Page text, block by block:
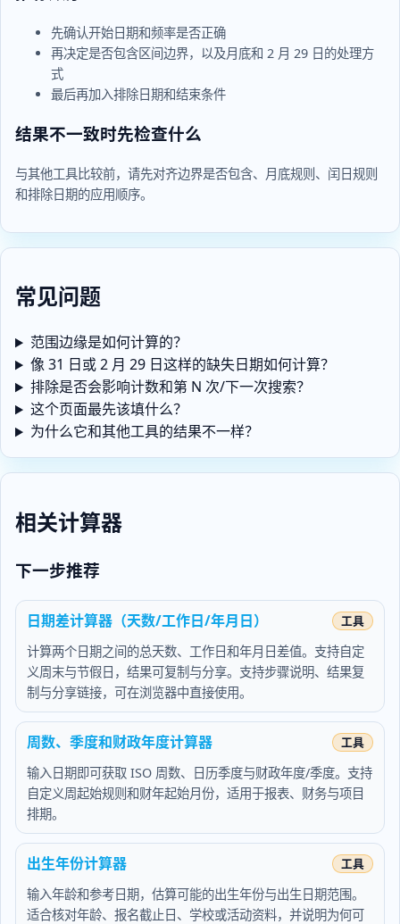
先确认开始日期和频率是否正确
再决定是否包含区间边界，以及月底和 2 月 29 日的处理方
式
最后再加入排除日期和结束条件
结果不一致时先检查什么
与其他工具比较前，请先对齐边界是否包含、月底规则、闰日规则
和排除日期的应用顺序。
常见问题
范围边缘是如何计算的？
像 31 日或 2 月 29 日这样的缺失日期如何计算？
排除是否会影响计数和第 N 次/下一次搜索？
这个页面最先该填什么？
为什么它和其他工具的结果不一样？
相关计算器
下一步推荐
日期差计算器（天数/工作日/年月日）
计算两个日期之间的总天数、工作日和年月日差值。支持自定
义周末与节假日，结果可复制与分享。支持步骤说明、结果复
制与分享链接，可在浏览器中直接使用。
周数、季度和财政年度计算器
输入日期即可获取 ISO 周数、日历季度与财政年度/季度。支持
自定义周起始规则和财年起始月份，适用于报表、财务与项目
排期。
出生年份计算器
输入年龄和参考日期，估算可能的出生年份与出生日期范围。
适合核对年龄、报名截止日、学校或活动资料，并说明为何可